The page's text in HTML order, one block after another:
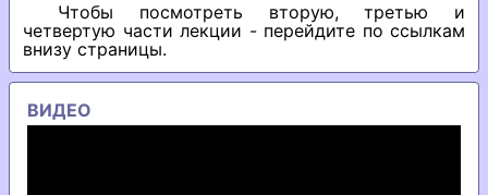
Чтобы посмотреть вторую, третью и
четвертую части лекции - перейдите по ссылкам
внизу страницы.
ВИДЕО